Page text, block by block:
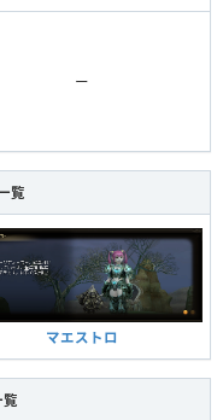
ー
覧
マエストロ